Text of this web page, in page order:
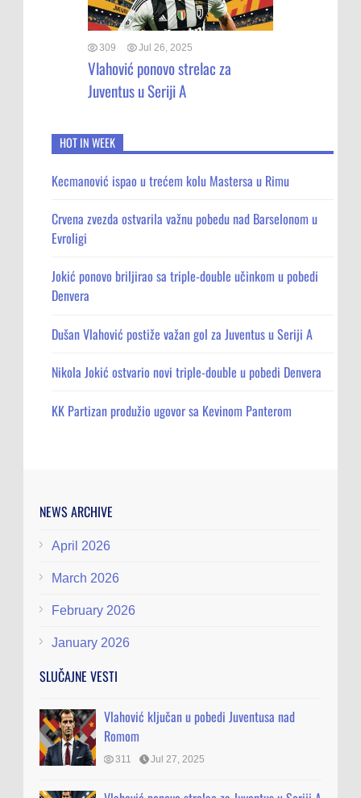
309 Jul 26, 2025
Vlahović ponovo strelac za
Juventus u Seriji A
HOT IN WEEK
Kecmanović ispao u trećem kolu Mastersa u Rimu
Crvena zvezda ostvarila važnu pobedu nad Barselonom u
Evroligi
Jokić ponovo briljirao sa triple-double učinkom u pobedi
Denvera
Dušan Vlahović postiže važan gol za Juventus u Seriji A
Nikola Jokić ostvario novi triple-double u pobedi Denvera
KK Partizan produžio ugovor sa Kevinom Panterom
NEWS ARCHIVE
April 2026
March 2026
February 2026
January 2026
SLUČAJNE VESTI
Vlahović ključan u pobedi Juventusa nad
Romom
311 Jul 27, 2025